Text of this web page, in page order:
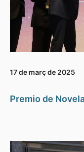
17 de març de 2025
Premio de